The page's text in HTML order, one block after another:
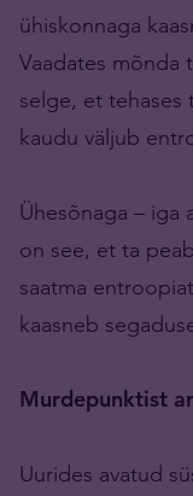
ühiskonnaga
Vaadates mõnda
selge, et
kaudu väljub
Ühesõnaga – iga
on see, et ta
saatma
kaasneb
Murdepunktist
Uurides avatud